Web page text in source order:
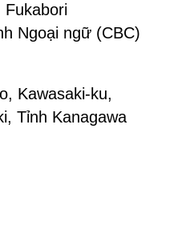
Fukabori
Ngoại ngữ (CBC)
Kawasaki-ku,
Tỉnh Kanagawa